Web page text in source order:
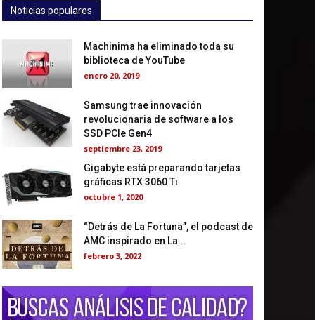
Noticias populares
Machinima ha eliminado toda su
biblioteca de YouTube
enero 20, 2019
Samsung trae innovación
revolucionaria de software a los
SSD PCIe Gen4
septiembre 23, 2019
Gigabyte está preparando tarjetas
gráficas RTX 3060 Ti
octubre 1, 2020
“Detrás de La Fortuna”, el podcast de
AMC inspirado en La...
febrero 3, 2022